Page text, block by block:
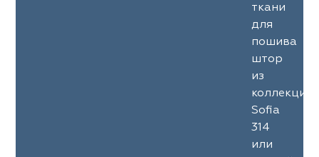
ткани
для
пошива
штор
из
Sofia
314
или